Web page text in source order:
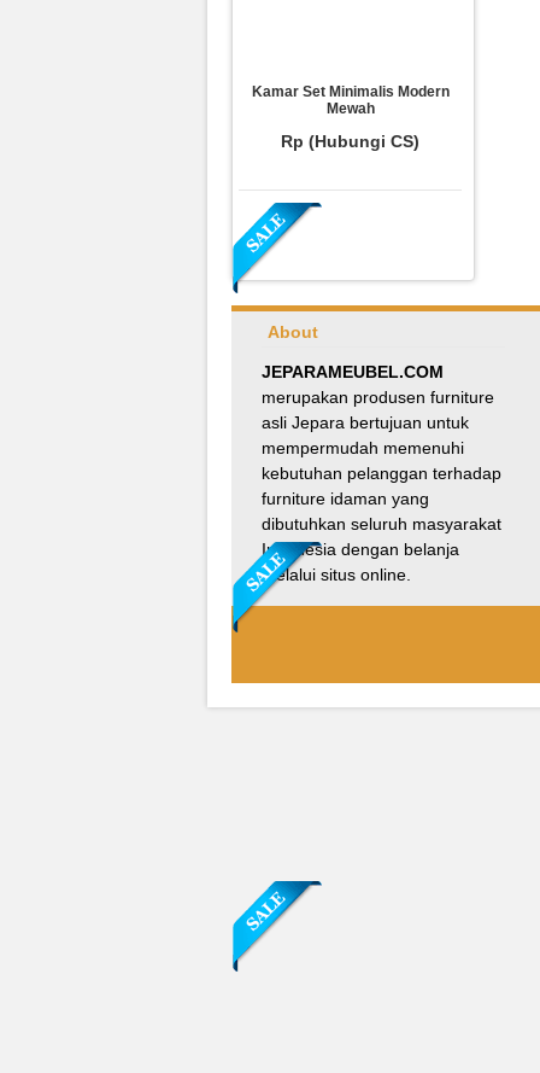
Kamar Set Minimalis Modern
Mewah
Rp (Hubungi CS)
Meja Makan Oval Minimalis
Kursi Silang
Rp 8.100.0009.000.000
About
JEPARAMEUBEL.COM
merupakan produsen furniture
asli Jepara bertujuan untuk
mempermudah memenuhi
kebutuhan pelanggan terhadap
furniture idaman yang
dibutuhkan seluruh masyarakat
Indonesia dengan belanja
melalui situs online.